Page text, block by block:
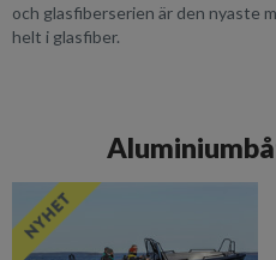
och glasfiberserien är den nyaste
helt i glasfiber.